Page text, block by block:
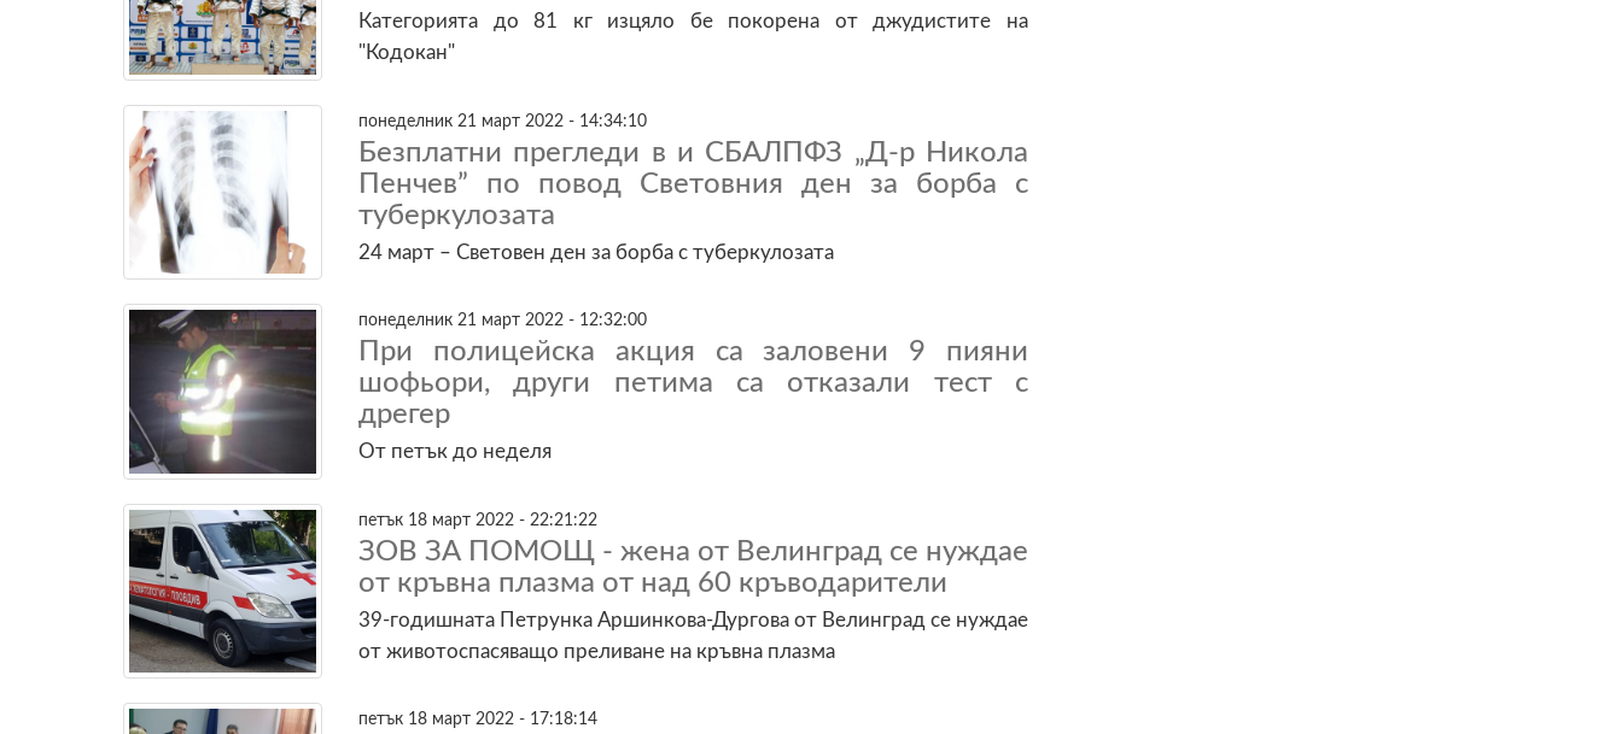
Категорията до 81 кг изцяло бе покорена от джудистите на
"Кодокан"
понеделник 21 март 2022 - 14:34:10
Безплатни прегледи в и СБАЛПФЗ „Д-р Никола
Пенчев” по повод Световния ден за борба с
туберкулозата
24 март – Световен ден за борба с туберкулозата
понеделник 21 март 2022 - 12:32:00
При полицейска акция са заловени 9 пияни
шофьори, други петима са отказали тест с
дрегер
От петък до неделя
петък 18 март 2022 - 22:21:22
ЗОВ ЗА ПОМОЩ - жена от Велинград се нуждае
от кръвна плазма от над 60 кръводарители
39-годишната Петрунка Аршинкова-Дургова от Велинград се нуждае
от животоспасяващо преливане на кръвна плазма
петък 18 март 2022 - 17:18:14